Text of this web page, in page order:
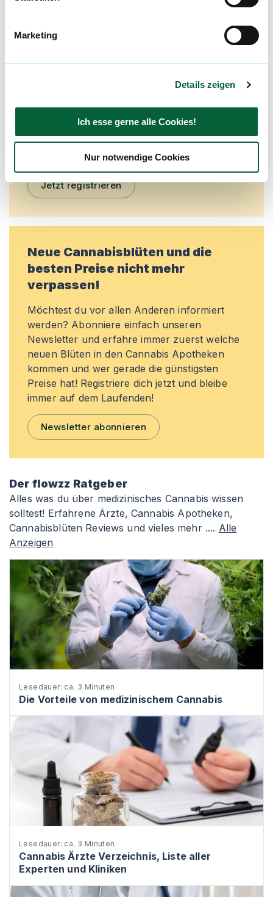
Marketing
Details zeigen
Ich esse gerne alle Cookies!
Nur notwendige Cookies
Community
aktualisiert! Hilf uns mit Deinen Kommentaren
Lieblingsblüten zu merken, rechtzeitig über
Preisreduktionen informiert zu werden und
exklusive Angebote zu erhalten!
Jetzt registrieren
Neue Cannabisblüten und die
besten Preise nicht mehr
verpassen!
Möchtest du vor allen Anderen informiert
werden? Abonniere einfach unseren
Newsletter und erfahre immer zuerst welche
neuen Blüten in den Cannabis Apotheken
kommen und wer gerade die günstigsten
Preise hat! Registriere dich jetzt und bleibe
immer auf dem Laufenden!
Newsletter abonnieren
Der flowzz Ratgeber
Alles was du über medizinisches Cannabis wissen
solltest! Erfahrene Ärzte, Cannabis Apotheken,
Cannabisblüten Reviews und vieles mehr .... Alle
Anzeigen
Lesedauer: ca. 3 Minuten
Die Vorteile von medizinischem Cannabis
Lesedauer: ca. 3 Minuten
Cannabis Ärzte Verzeichnis, Liste aller
Experten und Kliniken